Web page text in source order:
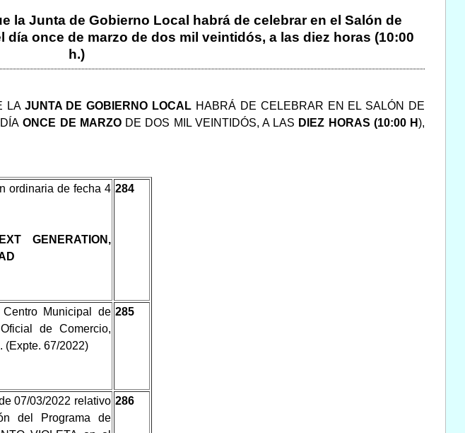
la Junta de Gobierno Local habrá de celebrar en el Salón de
once de marzo de dos mil veintidós, a las diez horas (10:00
h.)
LA JUNTA DE GOBIERNO LOCAL HABRÁ DE CELEBRAR EN EL SALÓN DE
ONCE DE MARZO DE DOS MIL VEINTIDÓS, A LAS DIEZ HORAS (10:00 H),
ordinaria de fecha 4
GENERATION,
284
Municipal de
de Comercio,
(Expte. 67/2022)
285
07/03/2022 relativo
del Programa de
286